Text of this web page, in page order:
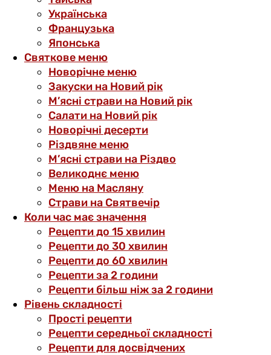
Українська
Французька
Японська
Святкове меню
Новорічне меню
Закуски на Новий рік
М’ясні страви на Новий рік
Салати на Новий рік
Новорічні десерти
Різдвяне меню
М’ясні страви на Різдво
Великоднє меню
Меню на Масляну
Страви на Святвечір
Коли час має значення
Рецепти до 15 хвилин
Рецепти до 30 хвилин
Рецепти до 60 хвилин
Рецепти за 2 години
Рецепти більш ніж за 2 години
Рівень складності
Прості рецепти
Рецепти середньої складності
Рецепти для досвідчених